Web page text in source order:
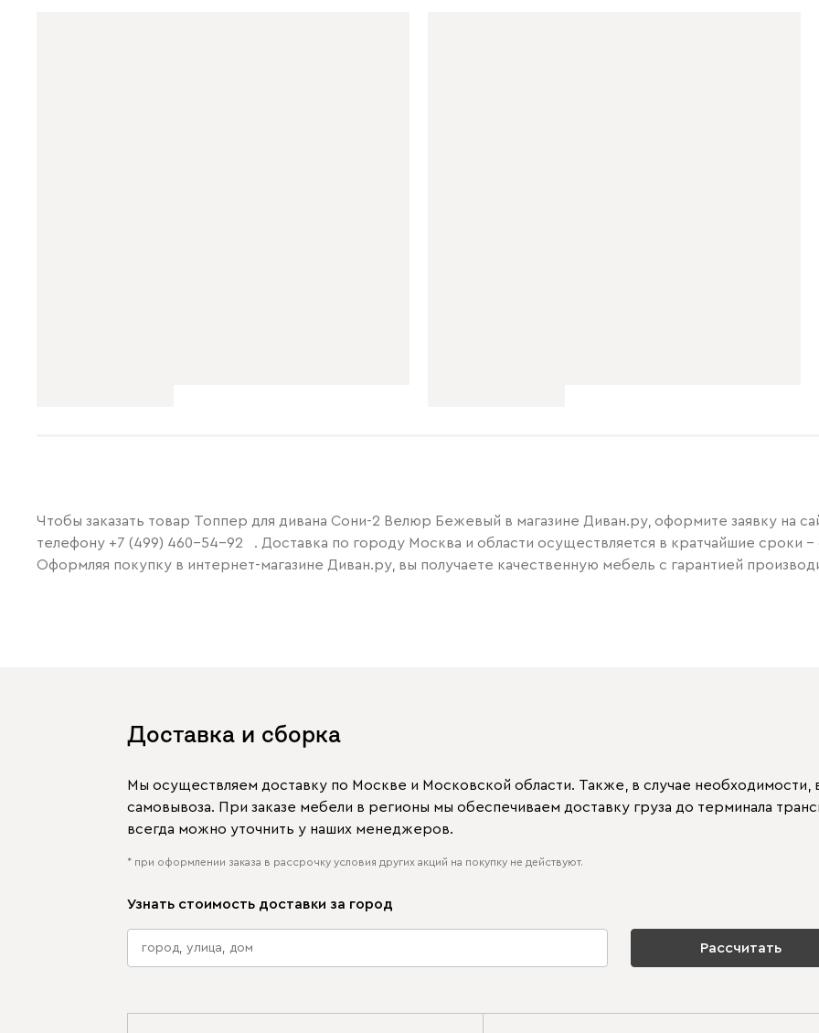
Чтобы заказать товар Топпер для дивана Сони-2 Велюр Бежевый в магазине Диван.ру, оформите заявку на
телефону +7 (499) 460-54-92
. Доставка по городу Москва и области осуществляется в кратчайшие сроки –
Оформляя покупку в интернет-магазине Диван.ру, вы получаете качественную мебель с гарантией
Доставка и сборка
Мы осуществляем доставку по Москве и Московской области. Также, в случае необходимости,
самовывоза. При заказе мебели в регионы мы обеспечиваем доставку груза до терминала
всегда можно уточнить у наших менеджеров.
* при оформлении заказа в рассрочку условия других акций на покупку не действуют.
Узнать стоимость доставки за город
Рассчитать